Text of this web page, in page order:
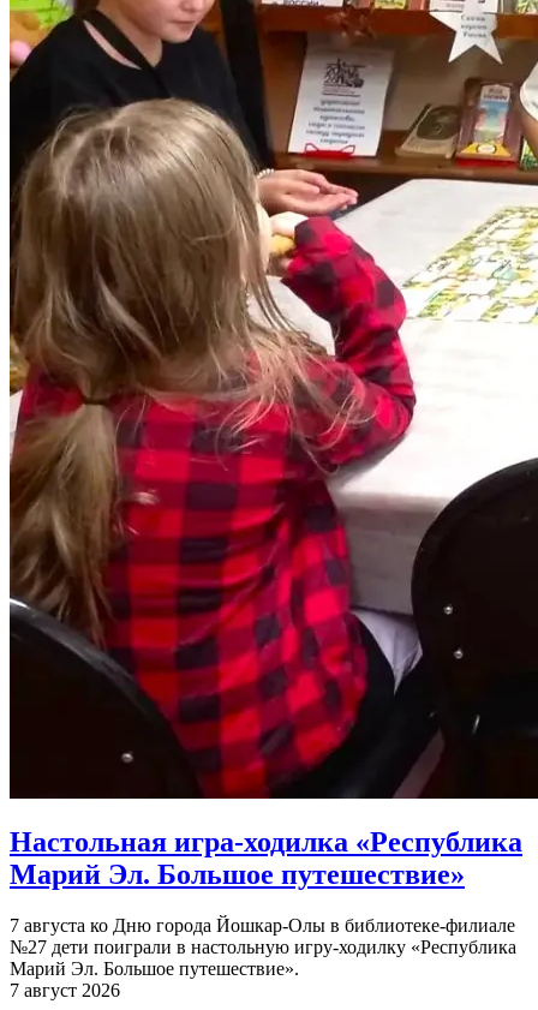
Настольная игра-ходилка «Республика
Марий Эл. Большое путешествие»
7 августа ко Дню города Йошкар-Олы в библиотеке-филиале
№27 дети поиграли в настольную игру-ходилку «Республика
Марий Эл. Большое путешествие».
7 август 2026